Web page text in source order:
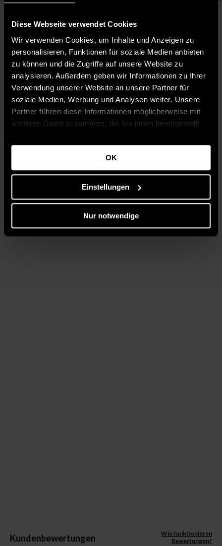
Diese Webseite verwendet Cookies
Wir verwenden Cookies, um Inhalte und Anzeigen zu
personalisieren, Funktionen für soziale Medien anbieten
zu können und die Zugriffe auf unsere Website zu
analysieren. Außerdem geben wir Informationen zu Ihrer
Verwendung unserer Website an unsere Partner für
soziale Medien, Werbung und Analysen weiter. Unsere
Partner führen diese Informationen möglicherweise mit
weiteren Daten zusammen, die Sie ihnen bereitgestellt
gesammelt haben.
OK
Einstellungen
Nur notwendige
Kundenbewertungen
Wie funktionieren
Bewertungen?